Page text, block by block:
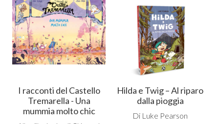
I racconti del Castello
Tremarella - Una
mummia molto chic
Hilda e Twig – Al riparo
dalla pioggia
Di Luke Pearson